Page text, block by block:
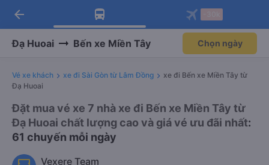
Tải app Vexere ngay!
Nhận ưu đãi thành viên độc
Mở app
Tải app Vexere
-30k/ghế khi đặt vé máy bay qua
Mở app
arrow_back
Đạ Huoai Bến xe Miền Tây Chọn ngày
Vé xe khách xe đi Sài Gòn từ Lâm Đồng
xe đi Bến xe Miền Tây từ
Đạ Huoai
Đặt mua vé xe 7 nhà xe đi Bến xe Miền Tây từ
Đạ Huoai chất lượng cao và giá vé ưu đãi nhất:
61 chuyến mỗi ngày
Vexere Team